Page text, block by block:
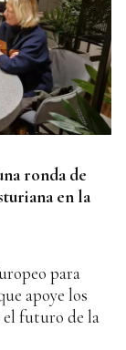
ronda de
en la
para
apoye los
el futuro de la